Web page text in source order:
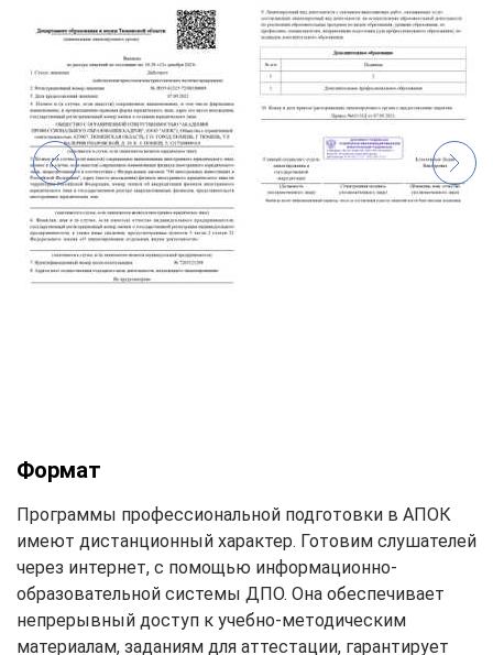
Формат
Программы профессиональной подготовки в АПОК
имеют дистанционный характер. Готовим слушателей
через интернет, с помощью информационно-
образовательной системы ДПО. Она обеспечивает
непрерывный доступ к учебно-методическим
материалам, заданиям для аттестации, гарантирует